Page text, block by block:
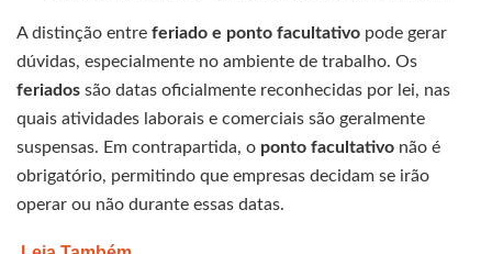
A distinção entre feriado e ponto facultativo pode gerar
dúvidas, especialmente no ambiente de trabalho. Os
feriados são datas oficialmente reconhecidas por lei, nas
quais atividades laborais e comerciais são geralmente
suspensas. Em contrapartida, o ponto facultativo não é
obrigatório, permitindo que empresas decidam se irão
operar ou não durante essas datas.